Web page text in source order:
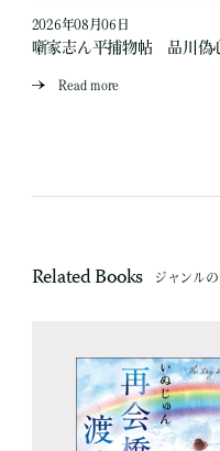
2026年08月06日
噺家志ん平捕物帖 品川偽
Read more
Related Books ジャンル